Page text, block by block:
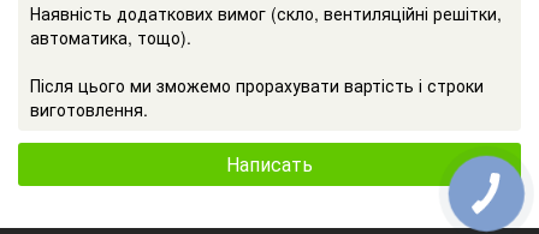
Наявність додаткових вимог (скло, вентиляційні решітки,
автоматика, тощо).
Після цього ми зможемо прорахувати вартість і строки
виготовлення.
Написать